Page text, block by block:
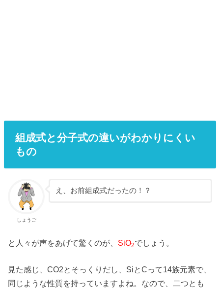
組成式と分子式の違いがわかりにくい
もの
しょうご
え、お前組成式だったの！？
と人々が声をあげて驚くのが、 SiO2でしょう。
見た感じ、CO2とそっくりだし、SiとCって14族元素で、
同じような性質を持っていますよね。なので、二つとも